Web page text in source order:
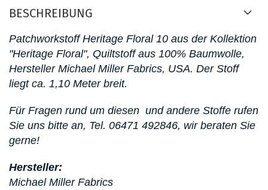
BESCHREIBUNG
PatchworkstoffHeritage Floral 10 aus der Kollektion
"Heritage Floral", Quiltstoff aus 100% Baumwolle,
Hersteller Michael Miller Fabrics, USA. Der Stoff
liegt ca. 1,10 Meter breit.
Für Fragen rund um diesen und andere Stoffe rufen
Sie uns bitte an, Tel. 06471 492846, wir beraten Sie
gerne!
Hersteller:
Michael Miller Fabrics